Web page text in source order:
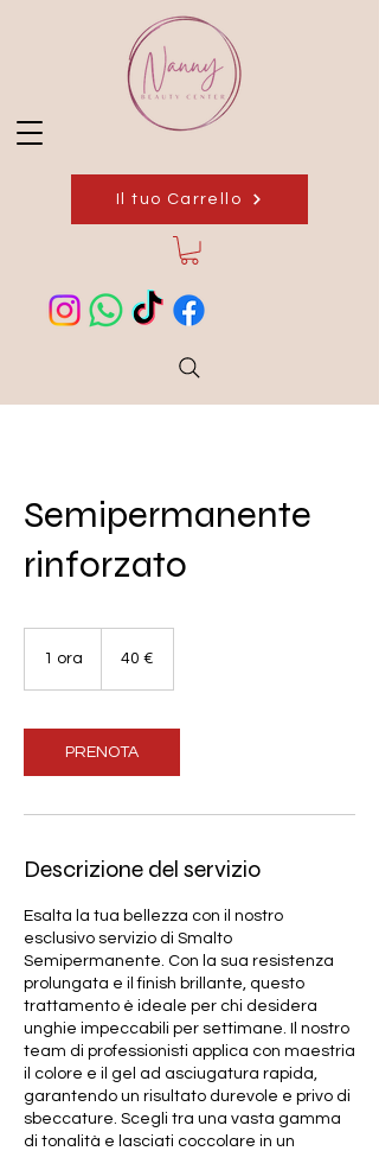
Il tuo Carrello
Semipermanente
rinforzato
1 ora 40 €
PRENOTA
Descrizione del servizio
Esalta la tua bellezza con il nostro
esclusivo servizio di Smalto
Semipermanente. Con la sua resistenza
prolungata e il finish brillante, questo
trattamento è ideale per chi desidera
unghie impeccabili per settimane. Il nostro
team di professionisti applica con maestria
il colore e il gel ad asciugatura rapida,
garantendo un risultato durevole e privo di
sbeccature. Scegli tra una vasta gamma
di tonalità e lasciati coccolare in un